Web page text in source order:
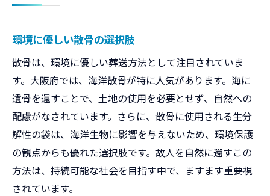
環境に優しい散骨の選択肢
散骨は、環境に優しい葬送方法として注目されていま
す。大阪府では、海洋散骨が特に人気があります。海に
遺骨を還すことで、土地の使用を必要とせず、自然への
配慮がなされています。さらに、散骨に使用される生分
解性の袋は、海洋生物に影響を与えないため、環境保護
の観点からも優れた選択肢です。故人を自然に還すこの
方法は、持続可能な社会を目指す中で、ますます重要視
されています。